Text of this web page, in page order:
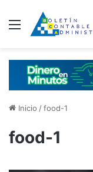
Menú
Inicio /food-1
food-1